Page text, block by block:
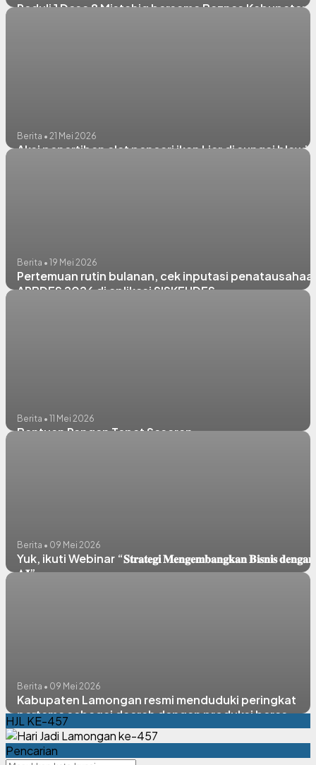
Peduli 1 Desa 8 Mistahiq bersama Baznas Kabupaten
Berita • 21 Mei 2026
Aksi penertiban alat pencari ikan Liar di sungai blawi
Berita • 19 Mei 2026
Pertemuan rutin bulanan, cek inputasi
APBDES 2026 di aplikasi SISKEUDES
Berita • 11 Mei 2026
Bantuan Pangan Tepat Sasaran
Berita • 09 Mei 2026
Yuk, ikuti Webinar “𝐒𝐭𝐫𝐚𝐭𝐞𝐠𝐢 𝐌𝐞𝐧𝐠𝐞𝐦𝐛𝐚𝐧𝐠𝐤𝐚𝐧 𝐁𝐢𝐬𝐧𝐢𝐬 𝐝𝐞𝐧𝐠𝐚𝐧
𝐀𝐈”
Berita • 09 Mei 2026
Kabupaten Lamongan resmi menduduki peringkat
pertama sebagai daerah dengan produksi beras
tertinggi di Jawa Timur tahun 2025
HJL KE-457
Pencarian